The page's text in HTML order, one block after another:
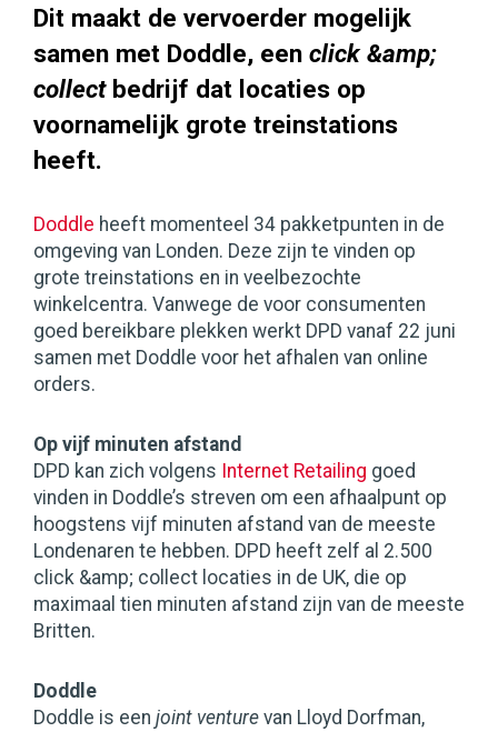
Dit maakt de vervoerder mogelijk
samen met Doddle, een click &amp;
collectbedrijf dat locaties op
voornamelijk grote treinstations
heeft.
Doddle heeft momenteel 34 pakketpunten in de
omgeving van Londen. Deze zijn te vinden op
grote treinstations en in veelbezochte
winkelcentra. Vanwege de voor consumenten
goed bereikbare plekken werkt DPD vanaf 22 juni
samen met Doddle voor het afhalen van online
orders.
Op vijf minuten afstand
DPD kan zich volgens Internet Retailing goed
vinden in Doddle’s streven om een afhaalpunt op
hoogstens vijf minuten afstand van de meeste
Londenaren te hebben. DPD heeft zelf al 2.500
click &amp; collect locaties in de UK, die op
maximaal tien minuten afstand zijn van de meeste
Britten.
Doddle
Doddle is een joint venture van Lloyd Dorfman,